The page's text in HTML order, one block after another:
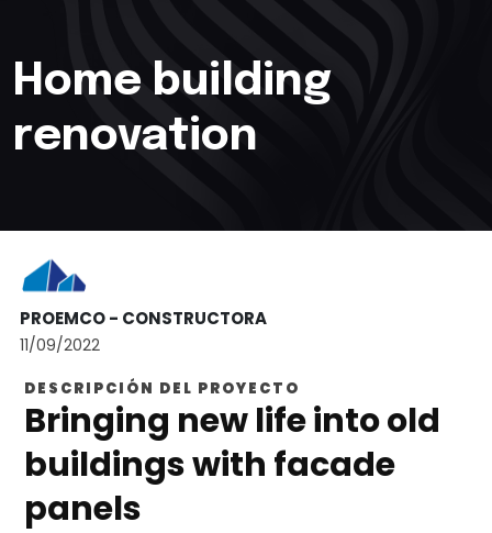
Home building
renovation
PROEMCO - CONSTRUCTORA
11/09/2022
DESCRIPCIÓN DEL PROYECTO
Bringing new life into old
buildings with facade
panels